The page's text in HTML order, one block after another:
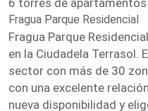
6 torres de
Fragua Parque Residencial
Fragua Parque
en la Ciudadela Terrasol.
sector con más de 30
con una excelente
nueva disponibilidad y